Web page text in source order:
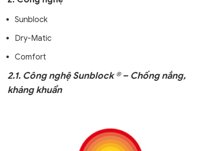
Sunblock
Dry-Matic
Comfort
2.1. Công nghệ Sunblock ® – Chống nắng,
kháng khuẩn